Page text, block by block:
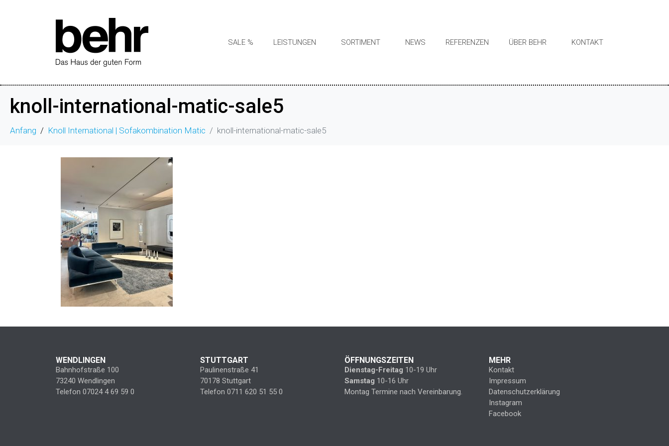
SALE % LEISTUNGEN SORTIMENT NEWS REFERENZEN ÜBER BEHR KONTAKT
knoll-international-matic-sale5
Anfang Knoll International | Sofakombination Matic knoll-international-matic-sale5
WENDLINGEN
Bahnhofstraße 100
73240 Wendlingen
Telefon 07024 4 69 59 0
STUTTGART
Paulinenstraße 41
70178 Stuttgart
Telefon 0711 620 51 55 0
ÖFFNUNGSZEITEN
Dienstag-Freitag 10-19 Uhr
Samstag 10-16 Uhr
Montag Termine nach Vereinbarung.
MEHR
Kontakt
Impressum
Datenschutzerklärung
Instagram
Facebook